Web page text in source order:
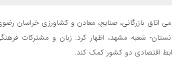
اتاق بازرگانی، صنایع، معادن و کشاورزی خراسان
شعبه مشهد، اظهار کرد: زبان و مشترکات
اقتصادی دو کشور کمک کند.